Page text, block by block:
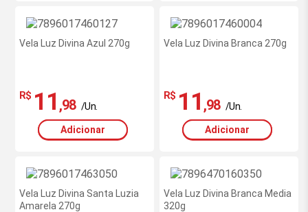
Vela Luz Divina Azul 270g
R$ 11 ,98 /Un.
Adicionar
Vela Luz Divina Branca 270g
R$ 11 ,98 /Un.
Adicionar
Vela Luz Divina Santa Luzia
Amarela 270g
Vela Luz Divina Branca Media
320g